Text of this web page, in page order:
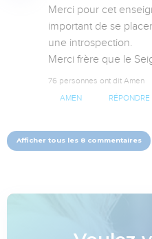
Merci pour cet
important de se
une introspection.
Merci frère que le
76 personnes ont dit Amen
AMEN RÉPONDRE
Afficher tous les 8 commentaires